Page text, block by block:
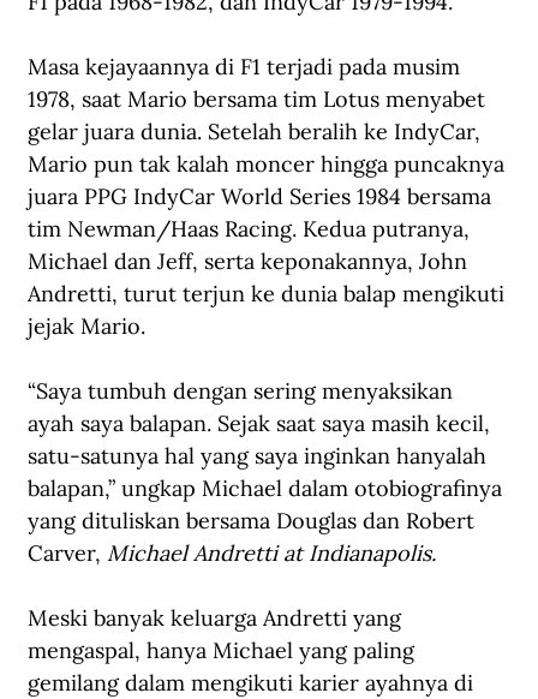
Masa kejayaannya di F1 terjadi pada musim
1978, saat Mario bersama tim Lotus menyabet
gelar juara dunia. Setelah beralih ke IndyCar,
Mario pun tak kalah moncer hingga puncaknya
juara PPG IndyCar World Series 1984 bersama
tim Newman/Haas Racing. Kedua putranya,
Michael dan Jeff, serta keponakannya, John
Andretti, turut terjun ke dunia balap mengikuti
jejak Mario.
“Saya tumbuh dengan sering menyaksikan
ayah saya balapan. Sejak saat saya masih kecil,
satu-satunya hal yang saya inginkan hanyalah
balapan,” ungkap Michael dalam otobiografinya
yang dituliskan bersama Douglas dan Robert
Carver, Michael Andretti at Indianapolis.
Meski banyak keluarga Andretti yang
mengaspal, hanya Michael yang paling
gemilang dalam mengikuti karier ayahnya di